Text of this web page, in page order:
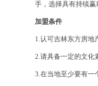
手，选择具有持续
加盟条件
1.认可吉林东方房地
2.请具备一定的文化
3.在当地至少要有一